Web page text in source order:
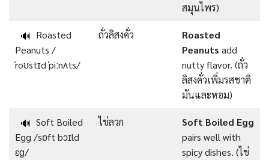
สมุนไพร)
🔊 Roasted
Peanuts /
ˈroʊstɪd ˈpiːnʌts/
ถั่วลิสงคั่ว
Roasted
Peanuts add
nutty flavor. (ถั่ว
ลิสงคั่วเพิ่มรสชาติ
มันและหอม)
🔊 Soft Boiled
Egg /sɒft bɔɪld
ɛɡ/
ไข่ลวก
Soft Boiled Egg
pairs well with
spicy dishes. (ไข่